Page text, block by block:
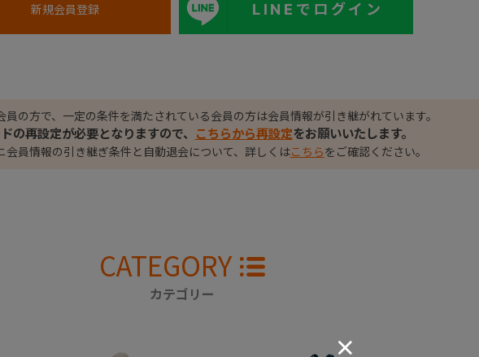
LINEでログイン
員の方で、一定の条件を満たされている会員の方は会員情報が引き継がれています。
の再設定が必要となりますので、 こちらから再設定をお願いいたします。
会員情報の引き継ぎ条件と自動退会について、詳しくはこちらをご確認ください。
CATEGORY
カテゴリー